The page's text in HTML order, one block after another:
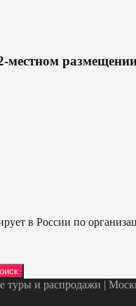
местном
в России по
и распродажи |